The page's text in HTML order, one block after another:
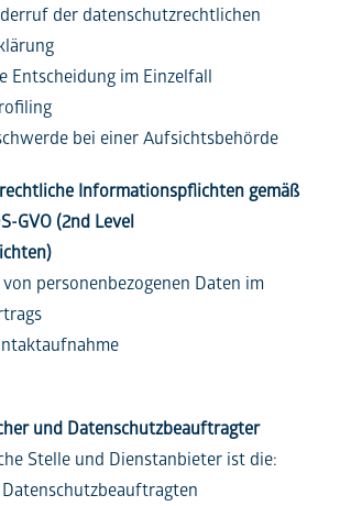
der datenschutzrechtlichen
Entscheidung im Einzelfall
bei einer Aufsichtsbehörde
Informationspflichten gemäß
GVO (2nd Level
personenbezogenen Daten im
und Datenschutzbeauftragter
Stelle und Dienstanbieter ist die: